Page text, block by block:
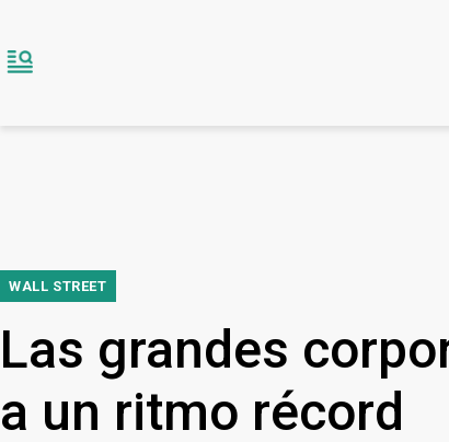
WALL STREET
Las grandes
a un ritmo récord